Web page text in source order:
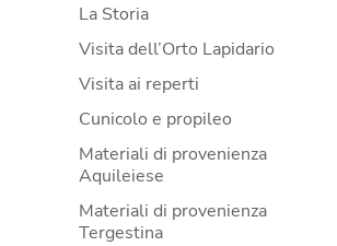
La Storia
Visita dell’Orto Lapidario
Visita ai reperti
Cunicolo e propileo
Materiali di provenienza
Aquileiese
Materiali di provenienza
Tergestina